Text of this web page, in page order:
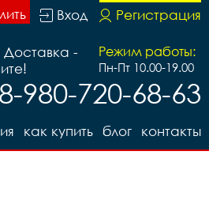
Регистрация
Вход
Режим работы:
Пн-Пт 10.00-19.00
Доставка -
980-720-68-63
контакты
блог
как купить